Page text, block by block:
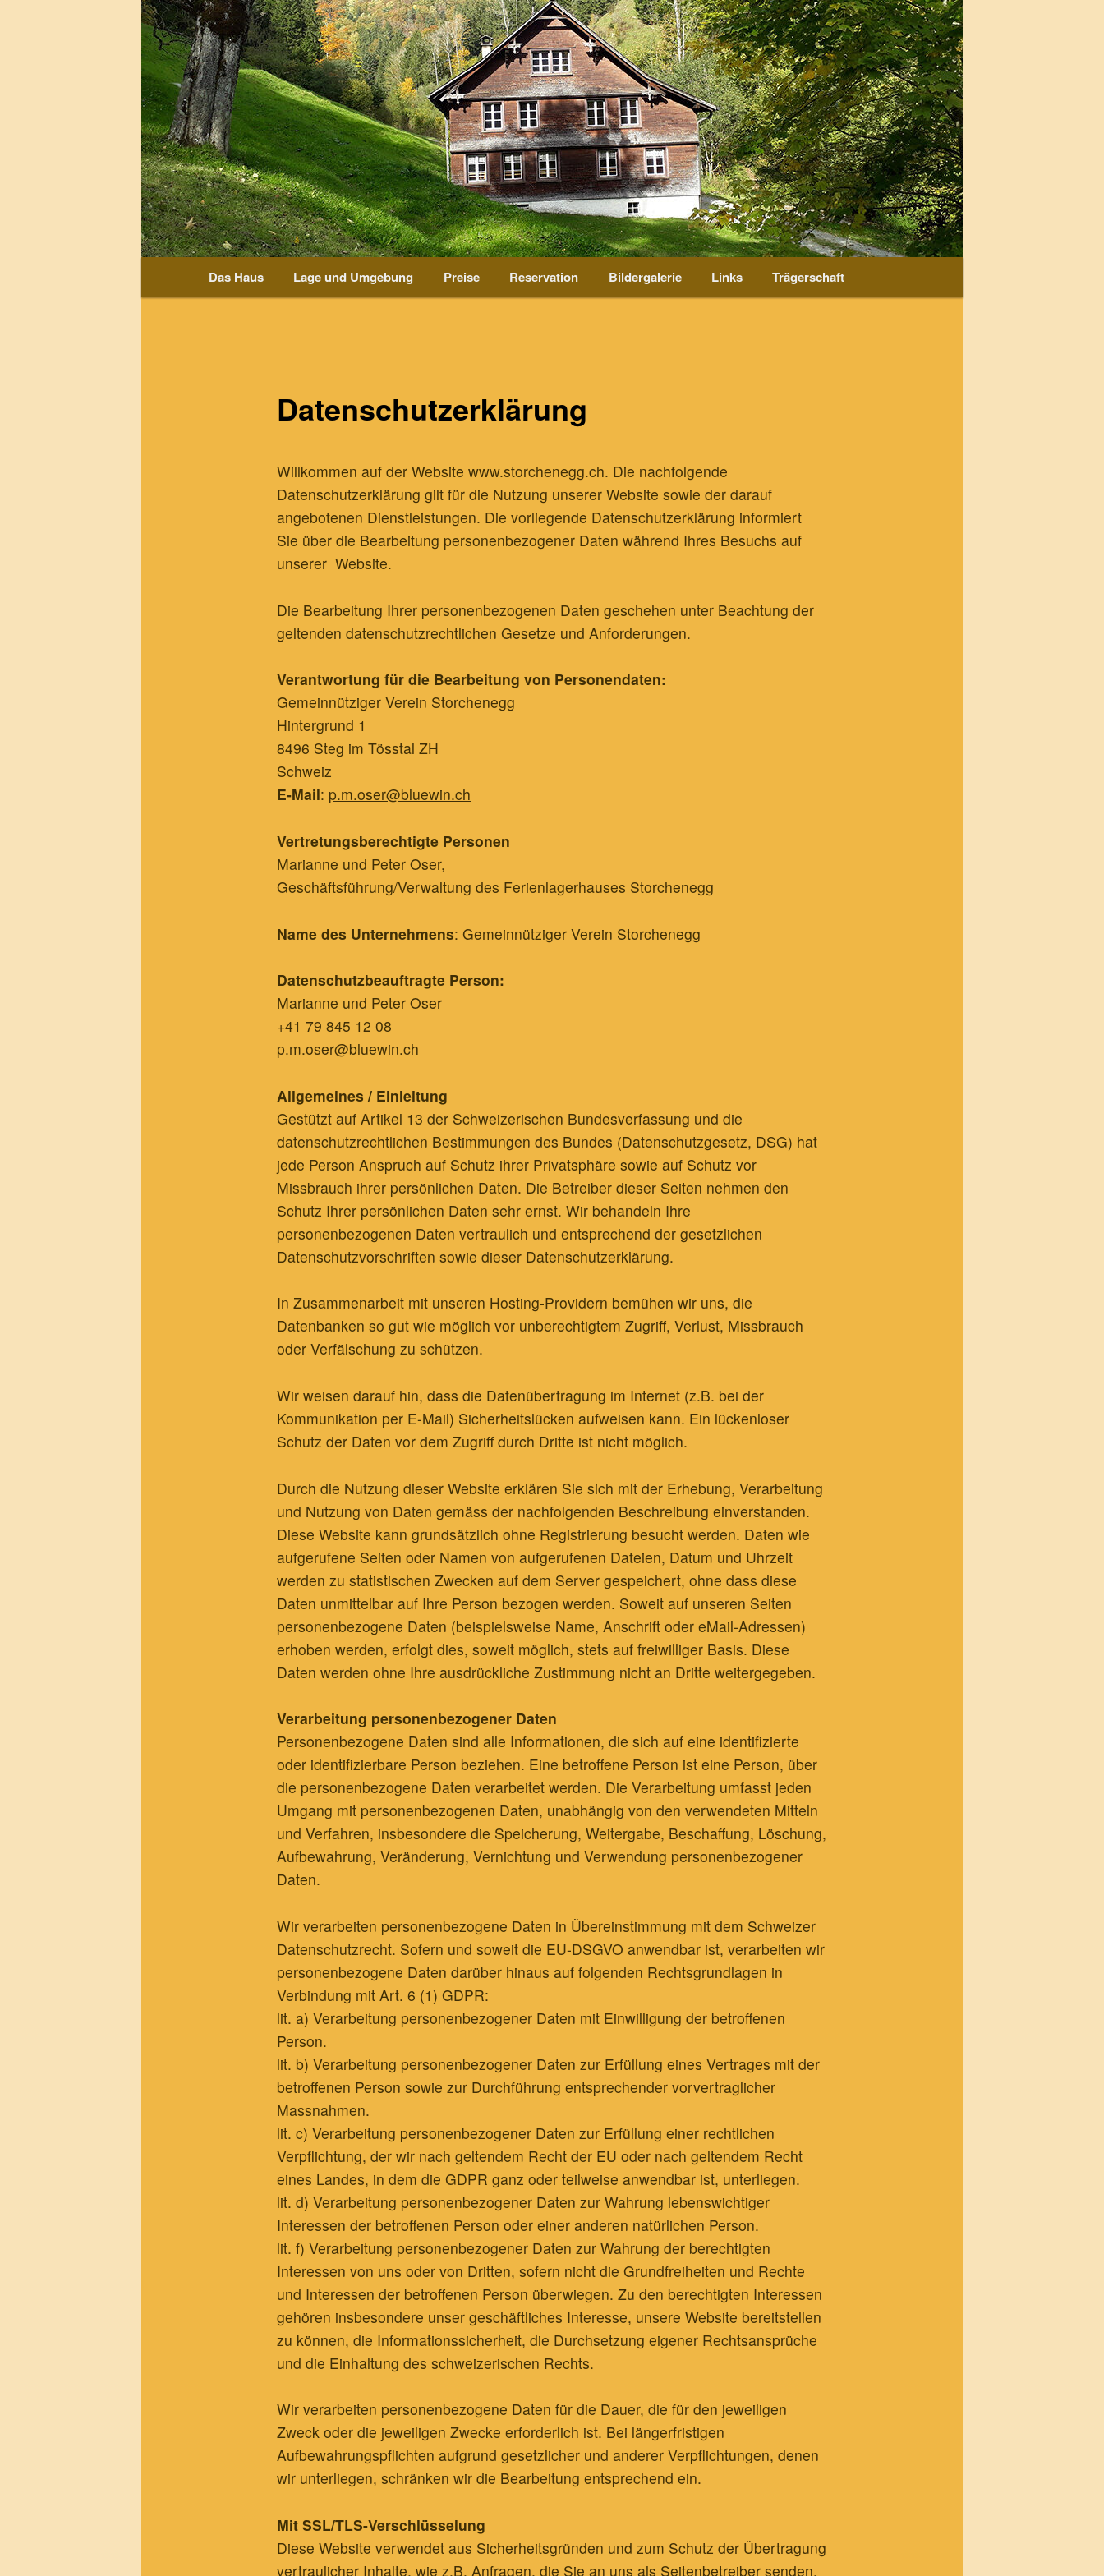
HauptmenüDas Haus Lage und Umgebung Preise Reservation Bildergalerie Links Trägerschaft
Datenschutzerklärung
Willkommen auf der Website www.storchenegg.ch. Die nachfolgende
Datenschutzerklärung gilt für die Nutzung unserer Website sowie der darauf
angebotenen Dienstleistungen. Die vorliegende Datenschutzerklärung informiert
Sie über die Bearbeitung personenbezogener Daten während Ihres Besuchs auf
unserer Website.
Die Bearbeitung Ihrer personenbezogenen Daten geschehen unter Beachtung der
geltenden datenschutzrechtlichen Gesetze und Anforderungen.
Verantwortung für die Bearbeitung von Personendaten:
Gemeinnütziger Verein Storchenegg
Hintergrund 1
8496 Steg im Tösstal ZH
Schweiz
E-Mail: p.m.oser@bluewin.ch
Vertretungsberechtigte Personen
Marianne und Peter Oser,
Geschäftsführung/Verwaltung des Ferienlagerhauses Storchenegg
Name des Unternehmens: Gemeinnütziger Verein Storchenegg
Datenschutzbeauftragte Person:
Marianne und Peter Oser
+41 79 845 12 08
p.m.oser@bluewin.ch
Allgemeines / Einleitung
Gestützt auf Artikel 13 der Schweizerischen Bundesverfassung und die
datenschutzrechtlichen Bestimmungen des Bundes (Datenschutzgesetz, DSG) hat
jede Person Anspruch auf Schutz ihrer Privatsphäre sowie auf Schutz vor
Missbrauch ihrer persönlichen Daten. Die Betreiber dieser Seiten nehmen den
Schutz Ihrer persönlichen Daten sehr ernst. Wir behandeln Ihre
personenbezogenen Daten vertraulich und entsprechend der gesetzlichen
Datenschutzvorschriften sowie dieser Datenschutzerklärung.
In Zusammenarbeit mit unseren Hosting-Providern bemühen wir uns, die
Datenbanken so gut wie möglich vor unberechtigtem Zugriff, Verlust, Missbrauch
oder Verfälschung zu schützen.
Wir weisen darauf hin, dass die Datenübertragung im Internet (z.B. bei der
Kommunikation per E-Mail) Sicherheitslücken aufweisen kann. Ein lückenloser
Schutz der Daten vor dem Zugriff durch Dritte ist nicht möglich.
Durch die Nutzung dieser Website erklären Sie sich mit der Erhebung, Verarbeitung
und Nutzung von Daten gemäss der nachfolgenden Beschreibung einverstanden.
Diese Website kann grundsätzlich ohne Registrierung besucht werden. Daten wie
aufgerufene Seiten oder Namen von aufgerufenen Dateien, Datum und Uhrzeit
werden zu statistischen Zwecken auf dem Server gespeichert, ohne dass diese
Daten unmittelbar auf Ihre Person bezogen werden. Soweit auf unseren Seiten
personenbezogene Daten (beispielsweise Name, Anschrift oder eMail-Adressen)
erhoben werden, erfolgt dies, soweit möglich, stets auf freiwilliger Basis. Diese
Daten werden ohne Ihre ausdrückliche Zustimmung nicht an Dritte weitergegeben.
Verarbeitung personenbezogener Daten
Personenbezogene Daten sind alle Informationen, die sich auf eine identifizierte
oder identifizierbare Person beziehen. Eine betroffene Person ist eine Person, über
die personenbezogene Daten verarbeitet werden. Die Verarbeitung umfasst jeden
Umgang mit personenbezogenen Daten, unabhängig von den verwendeten Mitteln
und Verfahren, insbesondere die Speicherung, Weitergabe, Beschaffung, Löschung,
Aufbewahrung, Veränderung, Vernichtung und Verwendung personenbezogener
Daten.
Wir verarbeiten personenbezogene Daten in Übereinstimmung mit dem Schweizer
Datenschutzrecht. Sofern und soweit die EU-DSGVO anwendbar ist, verarbeiten wir
personenbezogene Daten darüber hinaus auf folgenden Rechtsgrundlagen in
Verbindung mit Art. 6 (1) GDPR:
lit. a) Verarbeitung personenbezogener Daten mit Einwilligung der betroffenen
Person.
lit. b) Verarbeitung personenbezogener Daten zur Erfüllung eines Vertrages mit der
betroffenen Person sowie zur Durchführung entsprechender vorvertraglicher
Massnahmen.
lit. c) Verarbeitung personenbezogener Daten zur Erfüllung einer rechtlichen
Verpflichtung, der wir nach geltendem Recht der EU oder nach geltendem Recht
eines Landes, in dem die GDPR ganz oder teilweise anwendbar ist, unterliegen.
lit. d) Verarbeitung personenbezogener Daten zur Wahrung lebenswichtiger
Interessen der betroffenen Person oder einer anderen natürlichen Person.
lit. f) Verarbeitung personenbezogener Daten zur Wahrung der berechtigten
Interessen von uns oder von Dritten, sofern nicht die Grundfreiheiten und Rechte
und Interessen der betroffenen Person überwiegen. Zu den berechtigten Interessen
gehören insbesondere unser geschäftliches Interesse, unsere Website bereitstellen
zu können, die Informationssicherheit, die Durchsetzung eigener Rechtsansprüche
und die Einhaltung des schweizerischen Rechts.
Wir verarbeiten personenbezogene Daten für die Dauer, die für den jeweiligen
Zweck oder die jeweiligen Zwecke erforderlich ist. Bei längerfristigen
Aufbewahrungspflichten aufgrund gesetzlicher und anderer Verpflichtungen, denen
wir unterliegen, schränken wir die Bearbeitung entsprechend ein.
Mit SSL/TLS-Verschlüsselung
Diese Website verwendet aus Sicherheitsgründen und zum Schutz der Übertragung
vertraulicher Inhalte, wie z.B. Anfragen, die Sie an uns als Seitenbetreiber senden,